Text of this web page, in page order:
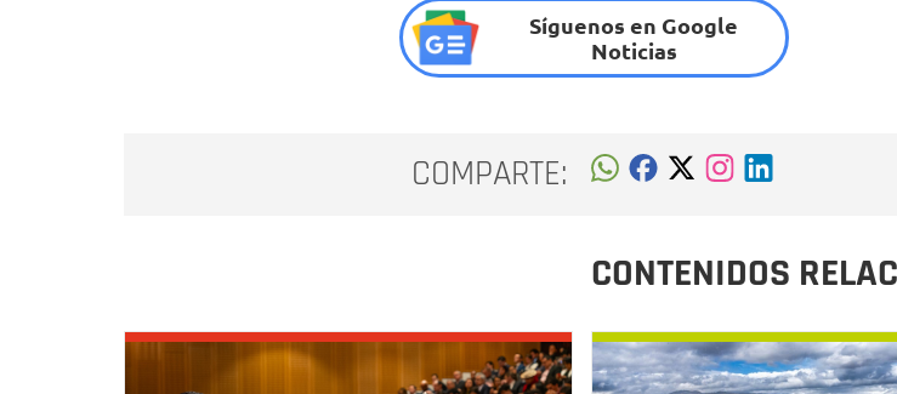
Síguenos en Google
Noticias
COMPARTE:
CONTENIDOS